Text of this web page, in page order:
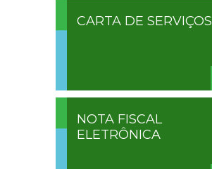
CARTA DE SERVIÇOS
NOTA FISCAL
ELETRÔNICA